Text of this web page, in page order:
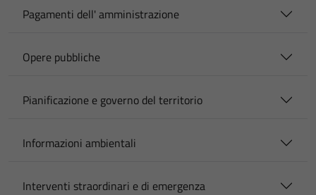
Pagamenti dell' amministrazione
Opere pubbliche
Pianificazione e governo del territorio
Informazioni ambientali
Interventi straordinari e di emergenza